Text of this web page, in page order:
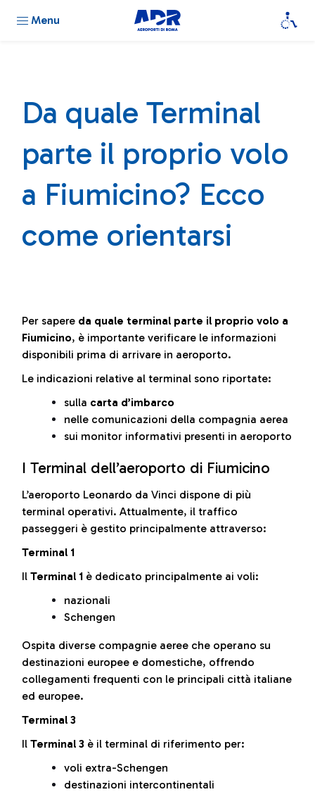
Menu
Da quale Terminal
parte il proprio volo
a Fiumicino? Ecco
come orientarsi
Per sapere da quale terminal parte il proprio volo a
Fiumicino, è importante verificare le informazioni
disponibili prima di arrivare in aeroporto.
Le indicazioni relative al terminal sono riportate:
sulla carta d’imbarco
nelle comunicazioni della compagnia aerea
sui monitor informativi presenti in aeroporto
I Terminal dell’aeroporto di Fiumicino
L’aeroporto Leonardo da Vinci dispone di più
terminal operativi. Attualmente, il traffico
passeggeri è gestito principalmente attraverso:
Terminal 1
Il Terminal 1 è dedicato principalmente ai voli:
nazionali
Schengen
Ospita diverse compagnie aeree che operano su
destinazioni europee e domestiche, offrendo
collegamenti frequenti con le principali città italiane
ed europee.
Terminal 3
Il Terminal 3 è il terminal di riferimento per:
voli extra-Schengen
destinazioni intercontinentali